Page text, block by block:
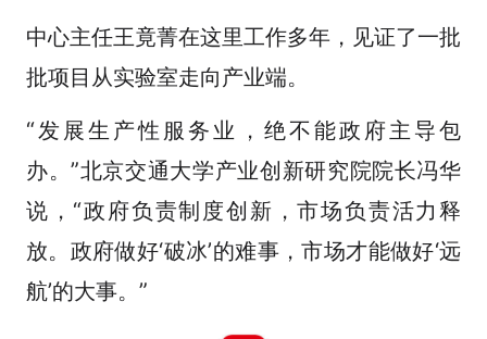
中心主任王竟菁在这里工作多年，见证了一批
批项目从实验室走向产业端。
“发展生产性服务业，绝不能政府主导包
办。”北京交通大学产业创新研究院院长冯华
说，“政府负责制度创新，市场负责活力释
放。政府做好‘破冰’的难事，市场才能做好‘远
航’的大事。”